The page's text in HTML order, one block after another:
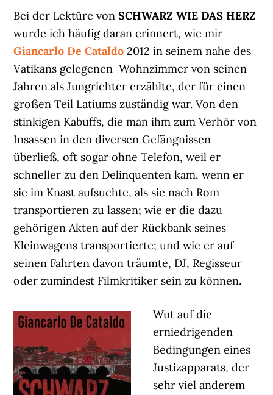
Bei der Lektüre vonSCHWARZ WIE DAS HERZ
wurde ich häufig daran erinnert, wie mir
Giancarlo De Cataldo 2012 in seinem nahe des
Vatikans gelegenen Wohnzimmer von seinen
Jahren als Jungrichter erzählte, der für einen
großen Teil Latiums zuständig war. Von den
stinkigen Kabuffs, die man ihm zum Verhör von
Insassen in den diversen Gefängnissen
überließ, oft sogar ohne Telefon, weil er
schneller zu den Delinquenten kam, wenn er
sie im Knast aufsuchte, als sie nach Rom
transportieren zu lassen; wie er die dazu
gehörigen Akten auf der Rückbank seines
Kleinwagens transportierte; und wie er auf
seinen Fahrten davon träumte, DJ, Regisseur
oder zumindest Filmkritiker sein zu können.
Wut auf die
erniedrigenden
Bedingungen eines
Justizapparats, der
sehr viel anderem